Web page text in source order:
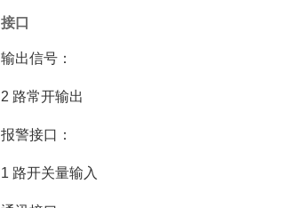
接口
输出信号：
2 路常开输出
报警接口：
1 路开关量输入